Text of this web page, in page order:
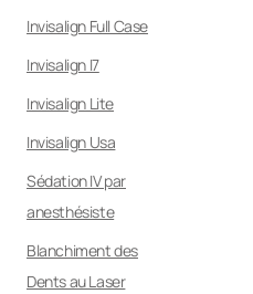
Invisalign Full Case
Invisalign I7
Invisalign Lite
Invisalign Usa
Sédation IV par
anesthésiste
Blanchiment des
Dents au Laser